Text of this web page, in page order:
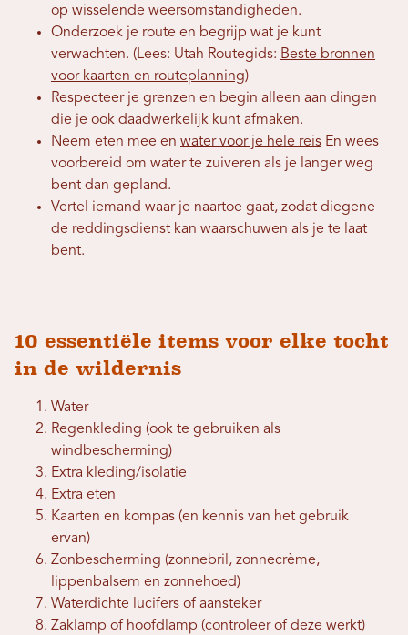
op wisselende weersomstandigheden.
Onderzoek je route en begrijp wat je kunt
verwachten. (Lees: Utah Routegids: Beste bronnen
voor kaarten en routeplanning)
Respecteer je grenzen en begin alleen aan dingen
die je ook daadwerkelijk kunt afmaken.
Neem eten mee en water voor je hele reis En wees
voorbereid om water te zuiveren als je langer weg
bent dan gepland.
Vertel iemand waar je naartoe gaat, zodat diegene
de reddingsdienst kan waarschuwen als je te laat
bent.
10 essentiële items voor elke tocht
in de wildernis
Water
Regenkleding (ook te gebruiken als
windbescherming)
Extra kleding/isolatie
Extra eten
Kaarten en kompas (en kennis van het gebruik
ervan)
Zonbescherming (zonnebril, zonnecrème,
lippenbalsem en zonnehoed)
Waterdichte lucifers of aansteker
Zaklamp of hoofdlamp (controleer of deze werkt)